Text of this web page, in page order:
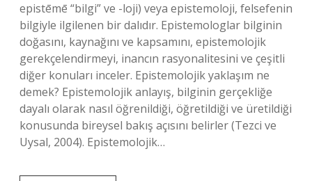
epistēmē “bilgi” ve -loji) veya epistemoloji, felsefenin
bilgiyle ilgilenen bir dalıdır. Epistemologlar bilginin
doğasını, kaynağını ve kapsamını, epistemolojik
gerekçelendirmeyi, inancın rasyonalitesini ve çeşitli
diğer konuları inceler. Epistemolojik yaklaşım ne
demek? Epistemolojik anlayış, bilginin gerçekliğe
dayalı olarak nasıl öğrenildiği, öğretildiği ve üretildiği
konusunda bireysel bakış açısını belirler (Tezci ve
Uysal, 2004). Epistemolojik…